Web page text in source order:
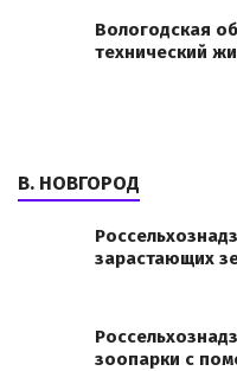
Вологодская
технический
В. НОВГОРОД
зарастающих
зоопарки с